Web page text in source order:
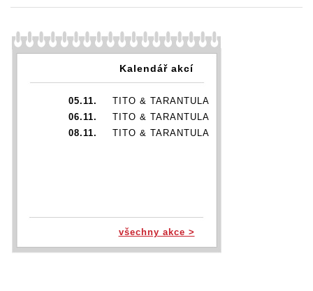
Kalendář akcí
05.11.
TITO & TARANTULA
06.11.
TITO & TARANTULA
08.11.
TITO & TARANTULA
všechny akce >